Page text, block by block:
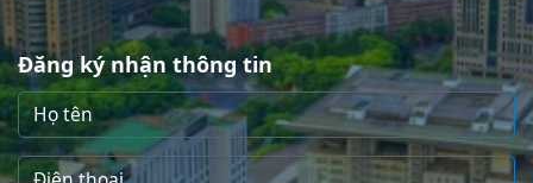
Đăng ký nhận thông tin